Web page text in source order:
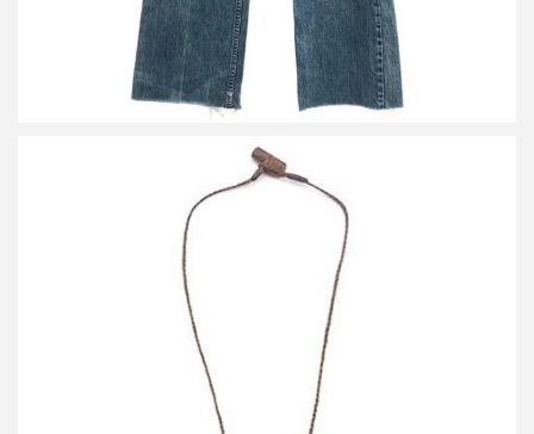
フリーシティ FCANKL016 サンレイシルバーネックレス